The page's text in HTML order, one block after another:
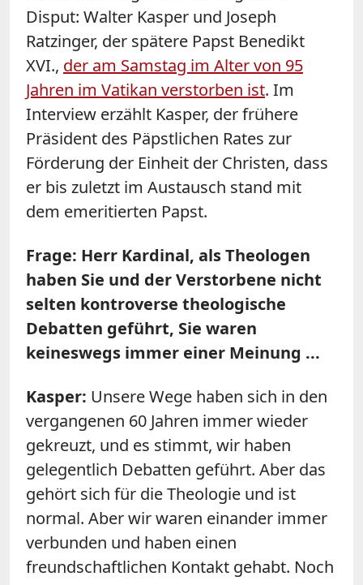
Disput: Walter Kasper und Joseph
Ratzinger, der spätere Papst Benedikt
XVI., der am Samstag im Alter von 95
Jahren im Vatikan verstorben ist. Im
Interview erzählt Kasper, der frühere
Präsident des Päpstlichen Rates zur
Förderung der Einheit der Christen, dass
er bis zuletzt im Austausch stand mit
dem emeritierten Papst.
Frage: Herr Kardinal, als Theologen
haben Sie und der Verstorbene nicht
selten kontroverse theologische
Debatten geführt, Sie waren
keineswegs immer einer Meinung ...
Kasper: Unsere Wege haben sich in den
vergangenen 60 Jahren immer wieder
gekreuzt, und es stimmt, wir haben
gelegentlich Debatten geführt. Aber das
gehört sich für die Theologie und ist
normal. Aber wir waren einander immer
verbunden und haben einen
freundschaftlichen Kontakt gehabt. Noch